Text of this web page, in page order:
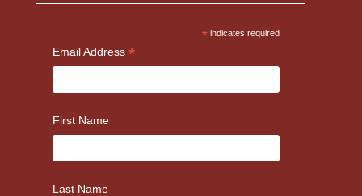
* indicates required
Email Address *
First Name
Last Name